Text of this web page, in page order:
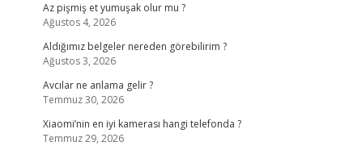
Az pişmiş et yumuşak olur mu ?
Ağustos 4, 2026
Aldığımız belgeler nereden görebilirim ?
Ağustos 3, 2026
Avcılar ne anlama gelir ?
Temmuz 30, 2026
Xiaomi’nin en iyi kamerası hangi telefonda ?
Temmuz 29, 2026